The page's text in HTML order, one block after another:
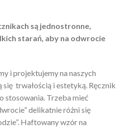
są jednostronne,
starań, aby na odwrocie
i projektujemy na naszych
trwałością i estetyką. Ręcznik
stosowania. Trzeba mieć
delikatnie różni się
Haftowany wzór na